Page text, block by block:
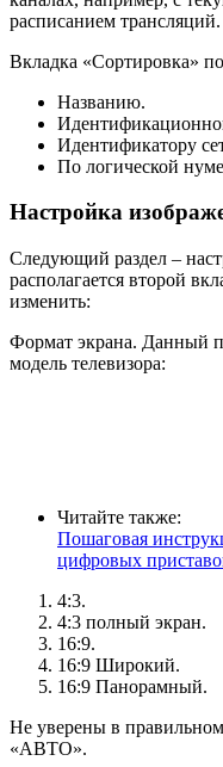
расписанием трансляций.
Вкладка «Сортировка»
Названию.
Идентификатору
По логической
Настройка
Следующий раздел –
располагается второй
изменить:
Формат экрана. Данный
модель телевизора:
Читайте также:
Пошаговая
цифровых
4:3.
4:3 полный экран.
16:9.
16:9 Широкий.
16:9 Панорамный.
Не уверены в
«АВТО».